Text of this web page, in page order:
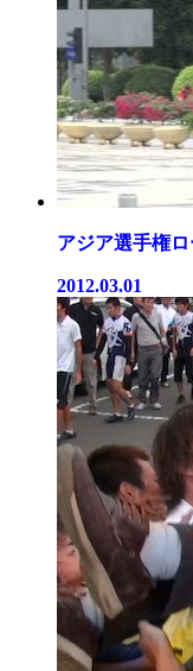
アジア選手権
2012.03.01